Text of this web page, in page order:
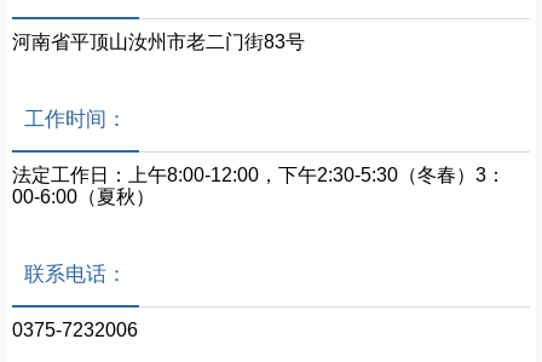
河南省平顶山汝州市老二门街83号
工作时间：
法定工作日：上午8:00-12:00，下午2:30-5:30（冬春）3：
00-6:00（夏秋）
联系电话：
0375-7232006